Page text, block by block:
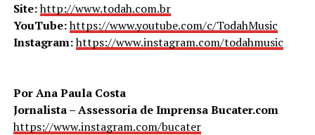
Site:http://www.todah.com.br
YouTube:https://www.youtube.com/c/TodahMusic
Instagram:https://www.instagram.com/todahmusic
Por Ana Paula Costa
Jornalista – Assessoria de Imprensa Bucater.com
https://www.instagram.com/bucater